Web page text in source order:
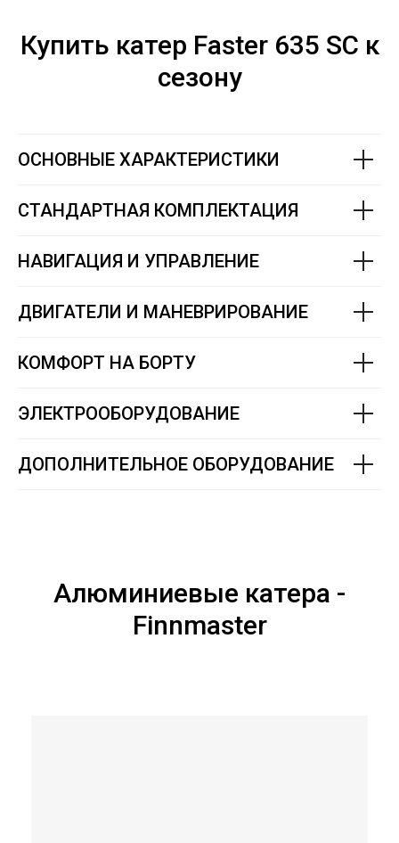
Купить катер Faster 635 SC к
сезону
ОСНОВНЫЕ ХАРАКТЕРИСТИКИ
СТАНДАРТНАЯ КОМПЛЕКТАЦИЯ
НАВИГАЦИЯ И УПРАВЛЕНИЕ
ДВИГАТЕЛИ И МАНЕВРИРОВАНИЕ
КОМФОРТ НА БОРТУ
ЭЛЕКТРООБОРУДОВАНИЕ
ДОПОЛНИТЕЛЬНОЕ ОБОРУДОВАНИЕ
Алюминиевые катера -
Finnmaster